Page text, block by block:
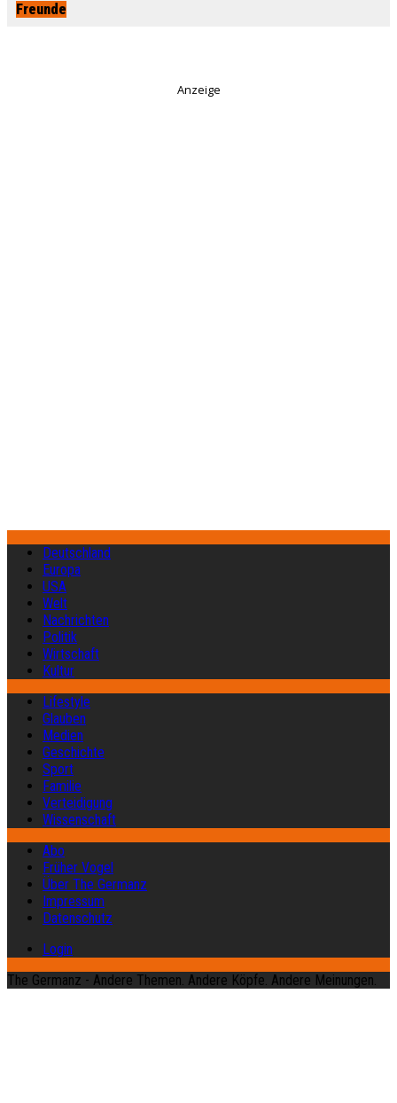
Freunde
Anzeige
Deutschland
Europa
USA
Welt
Nachrichten
Politik
Wirtschaft
Kultur
Lifestyle
Glauben
Medien
Geschichte
Sport
Familie
Verteidigung
Wissenschaft
Abo
Früher Vogel
Über The Germanz
Impressum
Datenschutz
Login
The Germanz - Andere Themen. Andere Köpfe. Andere Meinungen.